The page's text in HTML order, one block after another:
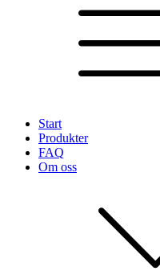
Start
Produkter
FAQ
Om oss